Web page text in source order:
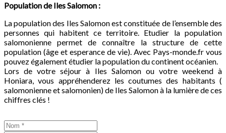
Population deIles Salomon :
La population des Iles Salomon est constituée de l’ensemble des
personnes qui habitent ce territoire. Etudier la population
salomonienne permet de connaître la structure de cette
population (âge et esperance de vie). Avec Pays-monde.fr vous
pouvez également étudier la population du continent océanien.
Lors de votre séjour à Iles Salomon ou votre weekend à
Honiara, vous appréhenderez les coutumes des habitants (
salomonienne et salomonien) de Iles Salomon à la lumière de ces
chiffres clés !